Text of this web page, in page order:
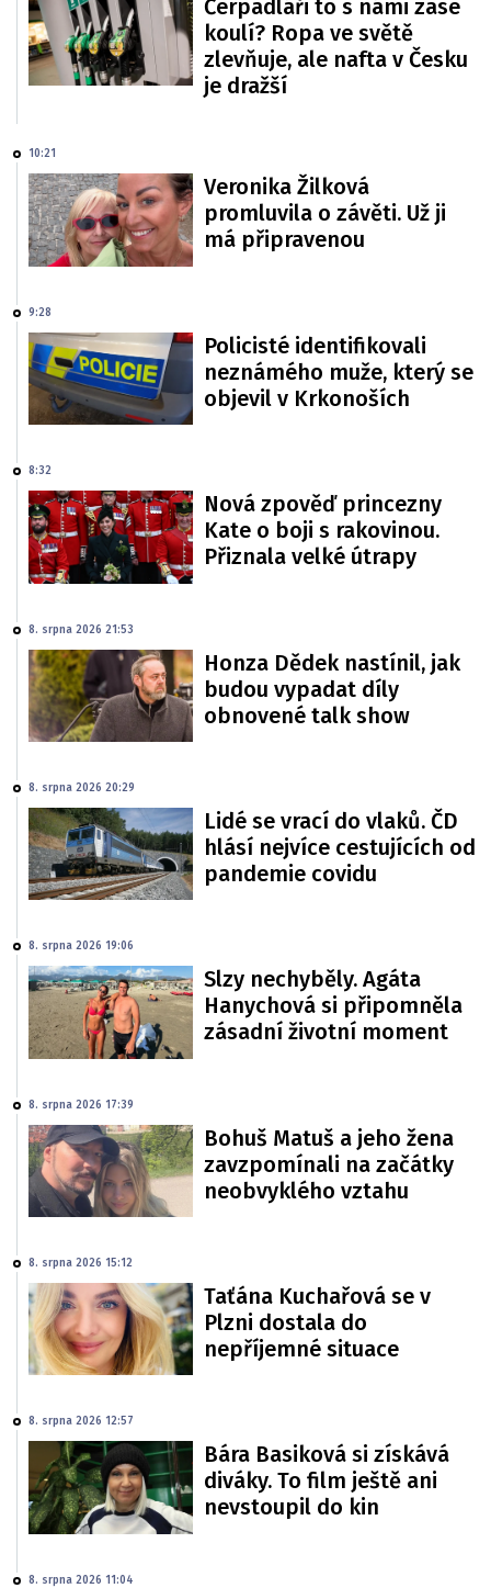
Čerpadláři to s námi zase
koulí? Ropa ve světě
zlevňuje, ale nafta v Česku
je dražší
10:21
Veronika Žilková
promluvila o závěti. Už ji
má připravenou
9:28
Policisté identifikovali
neznámého muže, který se
objevil v Krkonoších
8:32
Nová zpověď princezny
Kate o boji s rakovinou.
Přiznala velké útrapy
8. srpna 2026 21:53
Honza Dědek nastínil, jak
budou vypadat díly
obnovené talk show
8. srpna 2026 20:29
Lidé se vrací do vlaků. ČD
hlásí nejvíce cestujících od
pandemie covidu
8. srpna 2026 19:06
Slzy nechyběly. Agáta
Hanychová si připomněla
zásadní životní moment
8. srpna 2026 17:39
Bohuš Matuš a jeho žena
zavzpomínali na začátky
neobvyklého vztahu
8. srpna 2026 15:12
Taťána Kuchařová se v
Plzni dostala do
nepříjemné situace
8. srpna 2026 12:57
Bára Basiková si získává
diváky. To film ještě ani
nevstoupil do kin
8. srpna 2026 11:04